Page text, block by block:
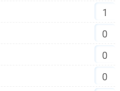
1
0
0
0